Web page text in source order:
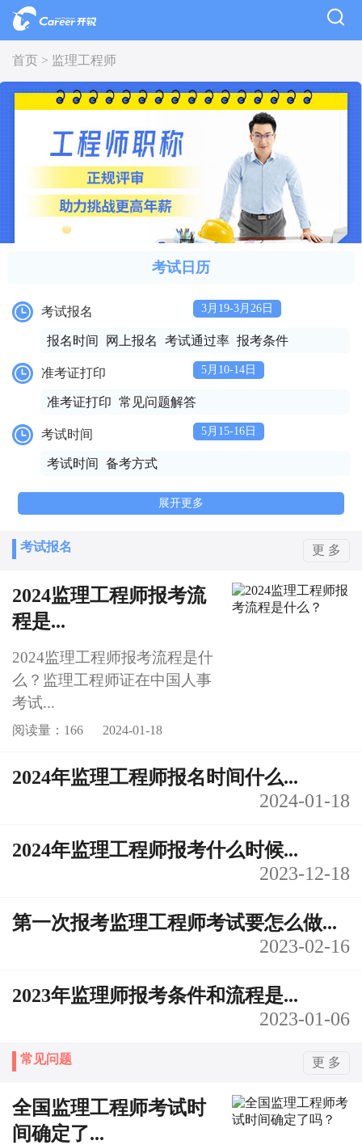
首页 > 监理工程师
考试日历
考试报名 3月19-3月26日
报名时间 网上报名 考试通过率 报考条件
准考证打印 5月10-14日
准考证打印 常见问题解答
考试时间 5月15-16日
考试时间 备考方式
展开更多
考试报名 更 多
2024监理工程师报考流
程是...
2024监理工程师报考流程是什
么？监理工程师证在中国人事
考试...
阅读量：166 2024-01-18
2024年监理工程师报名时间什么...
2024-01-18
2024年监理工程师报考什么时候...
2023-12-18
第一次报考监理工程师考试要怎么做...
2023-02-16
2023年监理师报考条件和流程是...
2023-01-06
常见问题 更 多
全国监理工程师考试时
间确定了...